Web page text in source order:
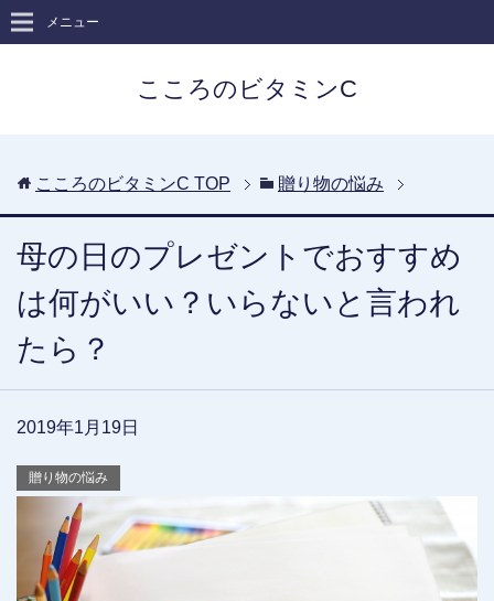
こころのビタミンC
メニュー
こころのビタミンC TOP 贈り物の悩み
母の日のプレゼントでおすすめ
は何がいい？いらないと言われ
たら？
2019年1月19日
贈り物の悩み